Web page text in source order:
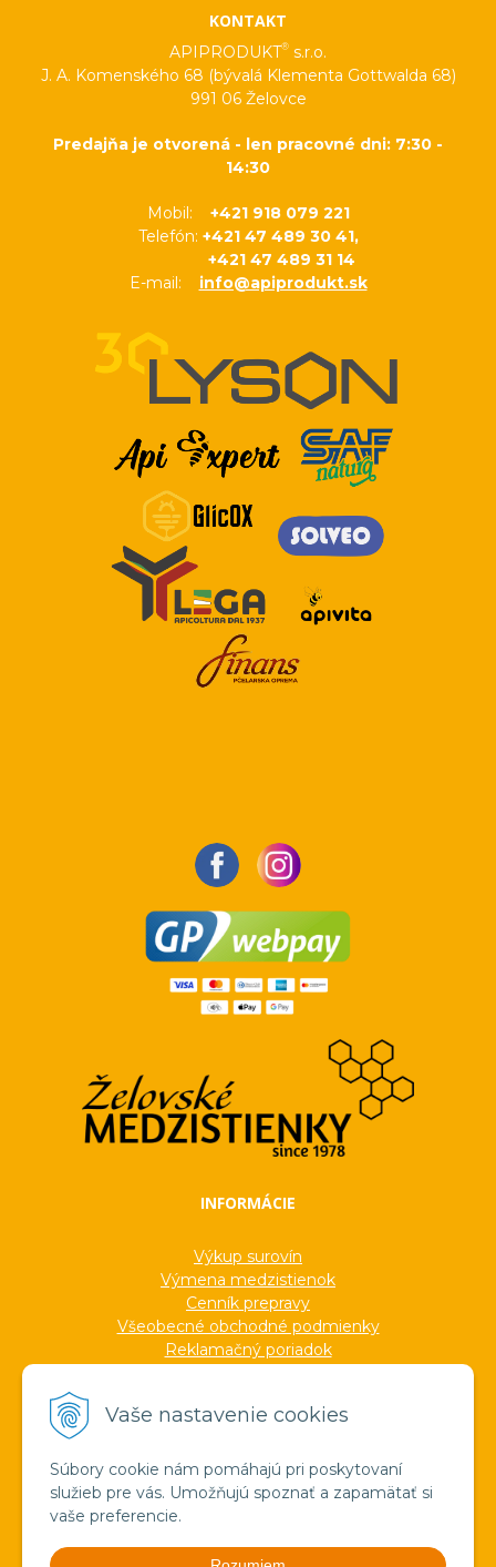
Vaše nastavenie cookies
Súbory cookie nám pomáhajú pri poskytovaní
služieb pre vás. Umožňujú spoznať a zapamätať si
vaše preferencie.
KONTAKT
APIPRODUKT® s.r.o.
J. A. Komenského 68 (bývalá Klementa Gottwalda 68)
991 06 Želovce
Predajňa je otvorená - len pracovné dni: 7:30 -
14:30
Mobil: +421 918 079 221
Telefón: +421 47 489 30 41,
+421 47 489 31 14
E-mail: info@apiprodukt.sk
INFORMÁCIE
Výkup surovín
Výmena medzistienok
Cenník prepravy
Všeobecné obchodné podmienky
Reklamačný poriadok
Formuláre
Ocenenia
Veľkoobchod
Verejné obstarávanie
Pravda o medzistienkach a vosku